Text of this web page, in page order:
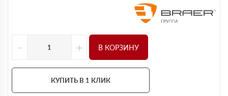
- + В КОРЗИНУ
КУПИТЬ В 1 КЛИК